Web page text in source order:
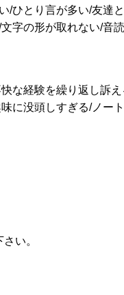
/ひとり言が多い/友達
字の形が取れない/音
な経験を繰り返し訴
に没頭しすぎる/ノー
い。